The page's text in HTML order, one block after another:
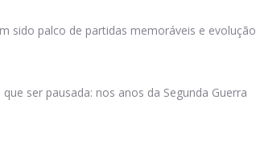
sido palco de partidas memoráveis e evolução
ser pausada: nos anos da Segunda Guerra